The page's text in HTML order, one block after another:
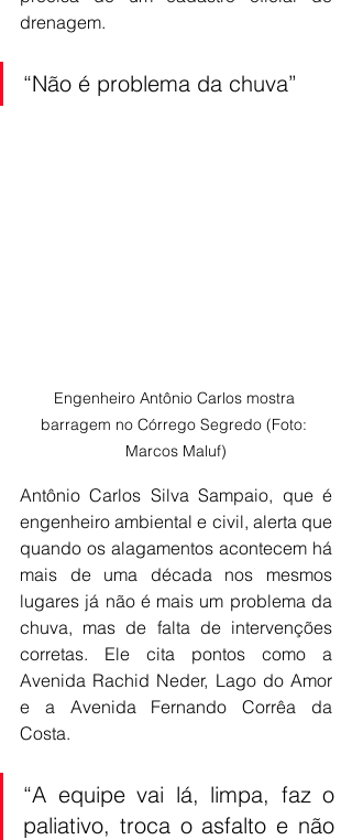
drenagem.
“Não é problema da chuva”
Engenheiro Antônio Carlos mostra
barragem no Córrego Segredo (Foto:
Marcos Maluf)
Antônio Carlos Silva Sampaio, que é
engenheiro ambiental e civil, alerta que
quando os alagamentos acontecem há
mais de uma década nos mesmos
lugares já não é mais um problema da
chuva, mas de falta de intervenções
corretas. Ele cita pontos como a
Avenida Rachid Neder, Lago do Amor
e a Avenida Fernando Corrêa da
Costa.
“A equipe vai lá, limpa, faz o
paliativo, troca o asfalto e não